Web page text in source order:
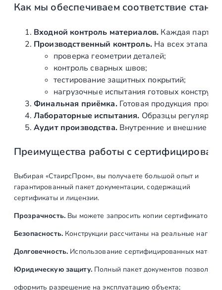
Как мы обеспечиваем соответствие
Входной контроль материалов. Каждая партия
Производственный контроль.На всех этапах
проверка геометрии деталей;
контроль сварных швов;
тестирование защитных покрытий;
нагрузочные испытания готовых
Финальная приёмка.Готовая продукция
Лабораторные испытания. Образцы регулярно
Аудит производства.Внутренние и внешние
Преимущества работы с
Выбирая «СтаирсПром», вы получаете большой опыт и
гарантированный пакет документации, содержащий
сертификаты и лицензии.
Прозрачность.Вы можете запросить копии сертификатов
Безопасность.Конструкции рассчитаны на реальные
Долговечность. Использование сертифицированных
Юридическую защиту.Полный пакет документов позволяет:
оформить разрешение на эксплуатацию объекта;